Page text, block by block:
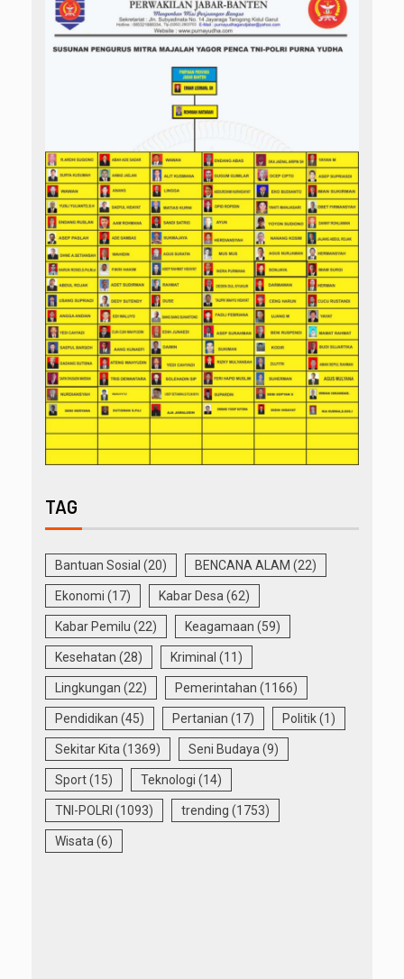
TAG
Bantuan Sosial (20) BENCANA ALAM (22)
Ekonomi (17) Kabar Desa(62)
Kabar Pemilu (22) Keagamaan (59)
Kesehatan (28) Kriminal (11)
Lingkungan (22) Pemerintahan (1166)
Pendidikan (45) Pertanian (17) Politik(1)
Sekitar Kita(1369) Seni Budaya(9)
Sport(15) Teknologi (14)
TNI-POLRI (1093) trending (1753)
Wisata(6)